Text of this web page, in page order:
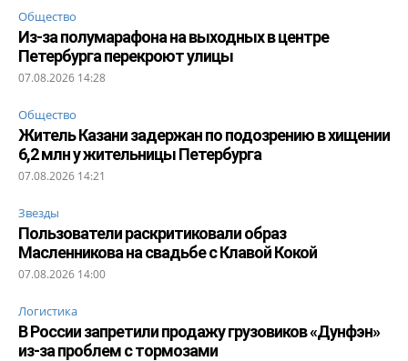
Общество
Из-за полумарафона на выходных в центре
Петербурга перекроют улицы
07.08.2026 14:28
Общество
Житель Казани задержан по подозрению в хищении
6,2 млн у жительницы Петербурга
07.08.2026 14:21
Звезды
Пользователи раскритиковали образ
Масленникова на свадьбе с Клавой Кокой
07.08.2026 14:00
Логистика
В России запретили продажу грузовиков «Дунфэн»
из-за проблем с тормозами